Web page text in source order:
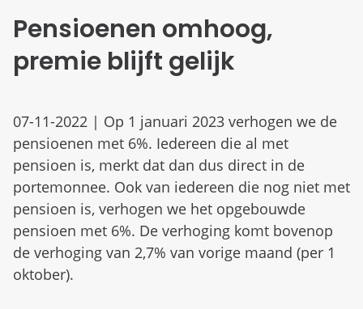
Pensioenen omhoog,
premie blijft gelijk
07-11-2022 | Op 1 januari 2023 verhogen we de
pensioenen met 6%. Iedereen die al met
pensioen is, merkt dat dan dus direct in de
portemonnee. Ook van iedereen die nog niet met
pensioen is, verhogen we het opgebouwde
pensioen met 6%. De verhoging komt bovenop
de verhoging van 2,7% van vorige maand (per 1
oktober).